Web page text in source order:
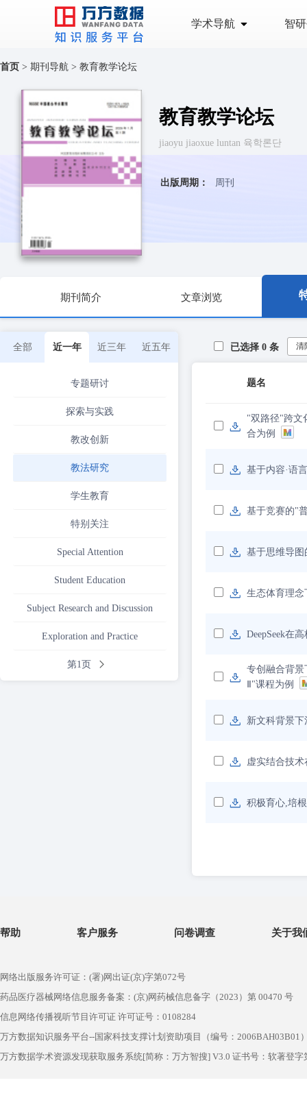
学术导航 智
首页 > 期刊导航 > 教育教学论坛
教育教学论坛
jiaoyu jiaoxue luntan 육학론단
出版周期： 周刊
期刊简介 文章浏览
全部 近一年 近三年 近五年
专题研讨
探索与实践
教改创新
教法研究
学生教育
特别关注
Special Attention
Student Education
Subject Research and Discussion
Exploration and Practice
第1页
已选择 0 条 清
题名
"双路径"跨文
合为例
基于内容·语
基于竞赛的"
基于思维导
生态体育理
DeepSeek在
专创融合背
Ⅱ"课程为例
新文科背景
虚实结合技
积极育心,培
帮助 客户服务 问卷调查 关于我
网络出版服务许可证：(署)网出证(京)字第072号
药品医疗器械网络信息服务备案：(京)网药械信息备字（2023）第 00470 号
信息网络传播视听节目许可证 许可证号：0108284
万方数据知识服务平台--国家科技支撑计划资助项目（编号：2006BAH03B01
万方数据学术资源发现获取服务系统[简称：万方智搜] V3.0 证书号：软著登字